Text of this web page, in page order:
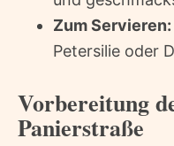
Zum Servieren:
Petersilie oder
Vorbereitung
Panierstraße